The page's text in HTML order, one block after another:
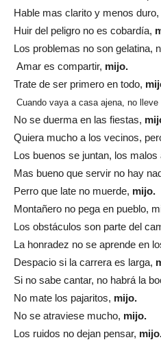
Hable mas clarito y menos duro,
Huir del peligro no es cobardía,
Los problemas no son gelatina,
Amar es compartir, mijo.
Trate de ser primero en todo,
Cuando vaya a casa ajena, no lleve
No se duerma en las fiestas,
Quiera mucho a los vecinos,
Los buenos se juntan, los malos
Mas bueno que servir no hay
Perro que late no muerde, mijo.
Montañero no pega en pueblo,
Los obstáculos son parte del
La honradez no se aprende en
Despacio si la carrera es larga,
Si no sabe cantar, no habrá la
No mate los pajaritos, mijo.
No se atraviese mucho, mijo.
Los ruidos no dejan pensar,